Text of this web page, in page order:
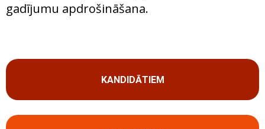
gadījumu apdrošināšana.
KANDIDĀTIEM